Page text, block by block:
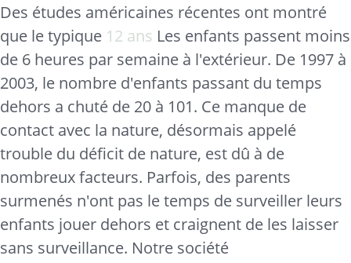
Des études américaines récentes ont montré
que le typique 12 ans Les enfants passent moins
de 6 heures par semaine à l'extérieur. De 1997 à
2003, le nombre d'enfants passant du temps
dehors a chuté de 20 à 101. Ce manque de
contact avec la nature, désormais appelé
trouble du déficit de nature, est dû à de
nombreux facteurs. Parfois, des parents
surmenés n'ont pas le temps de surveiller leurs
enfants jouer dehors et craignent de les laisser
sans surveillance. Notre société